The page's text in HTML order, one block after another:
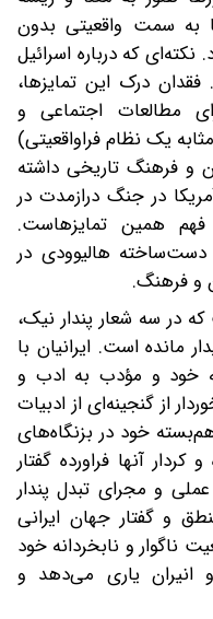
به سمت واقعیتی بدون
که درباره اسرائیل
درک این تمایزها،
مطالعات اجتماعی و
یک نظام فراواقعیتی)
و فرهنگ تاریخی داشته
در جنگ درازمدت در
فهم همین تمایزها‌ست.
هالیوودی در
و فرهنگ.
در سه شعار پندار نیک،
مانده است. ایرانیان با
خود و مؤدب به ادب و
از گنجینه‌ای از ادبیات
خود در بزنگاه‌های
آنها فراورده گفتار
و مجرای تبدل پندار
و گفتار جهان ایرانی
ناگوار و نابخردانه خود
انیران یاری می‌دهد و